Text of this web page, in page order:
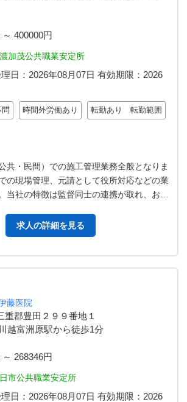
～ 400000円
加茂公共職業安定所
日： 2026年08月07日 有効期限： 2026
時間外労働あり 転勤あり 転勤範囲
共・民間）での施工管理業務全般となりま
の現場管理、元請として役所対応などの業
当社の特徴は監督同士の連携が取れ、お互
求人の詳細を見る
藤医院
重郡豊田２９９番地１
越富洲原駅から徒歩1分
～ 268346円
市公共職業安定所
日： 2026年08月07日 有効期限： 2026